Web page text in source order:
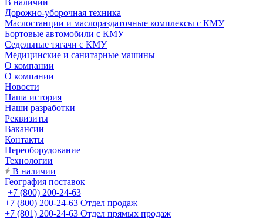
В наличии
Дорожно-уборочная техника
Маслостанции и маслораздаточные комплексы с КМУ
Бортовые автомобили с КМУ
Седельные тягачи с КМУ
Медицинские и санитарные машины
О компании
О компании
Новости
Наша история
Наши разработки
Реквизиты
Вакансии
Контакты
Переоборудование
Технологии
В наличии
География поставок
+7 (800) 200-24-63
+7 (800) 200-24-63 Отдел продаж
+7 (801) 200-24-63 Отдел прямых продаж